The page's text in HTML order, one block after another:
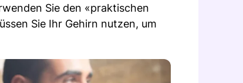
Sie den «praktischen
Sie Ihr Gehirn nutzen, um